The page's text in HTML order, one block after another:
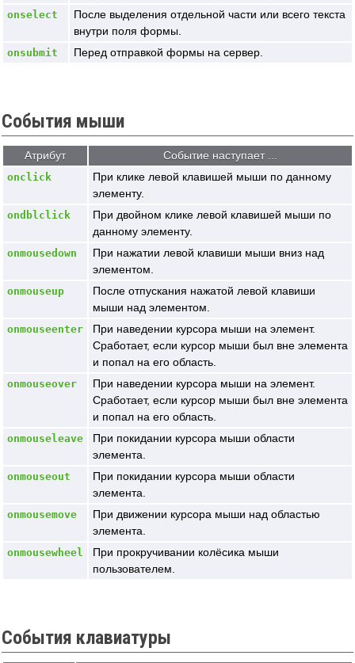
onselect
После выделения отдельной части или всего текста
внутри поля формы.
onsubmit Перед отправкой формы на сервер.
События мыши
Атрибут Событие наступает ...
onclick
При клике левой клавишей мыши по данному
элементу.
ondblclick
При двойном клике левой клавишей мыши по
данному элементу.
onmousedown
При нажатии левой клавиши мыши вниз над
элементом.
onmouseup
После отпускания нажатой левой клавиши
мыши над элементом.
onmouseenter
При наведении курсора мыши на элемент.
Сработает, если курсор мыши был вне элемента
и попал на его область.
onmouseover
При наведении курсора мыши на элемент.
Сработает, если курсор мыши был вне элемента
и попал на его область.
onmouseleave
При покидании курсора мыши области
элемента.
onmouseout
При покидании курсора мыши области
элемента.
onmousemove
При движении курсора мыши над областью
элемента.
onmousewheel
При прокручивании колёсика мыши
пользователем.
События клавиатуры